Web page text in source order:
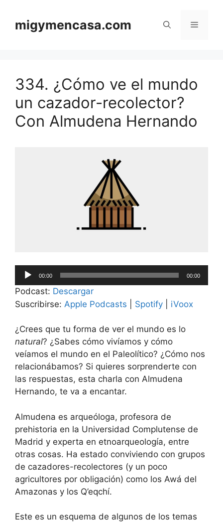
contenido
migymencasa.com Menú
334. ¿Cómo ve el mundo
un cazador-recolector?
Con Almudena Hernando
Reproductor
de
audio
00:00 00:00
Podcast: Descargar
Suscribirse: Apple Podcasts Spotify iVoox
¿Crees que tu forma de ver el mundo es lo
natural? ¿Sabes cómo vivíamos y cómo
veíamos el mundo en el Paleolítico? ¿Cómo nos
relacionábamos? Si quieres sorprenderte con
las respuestas, esta charla con Almudena
Hernando, te va a encantar.
Almudena es arqueóloga, profesora de
prehistoria en la Universidad Complutense de
Madrid y experta en etnoarqueología, entre
otras cosas. Ha estado conviviendo con grupos
de cazadores-recolectores (y un poco
agricultores por obligación) como los Awá del
Amazonas y los Q’eqchí.
Este es un esquema de algunos de los temas